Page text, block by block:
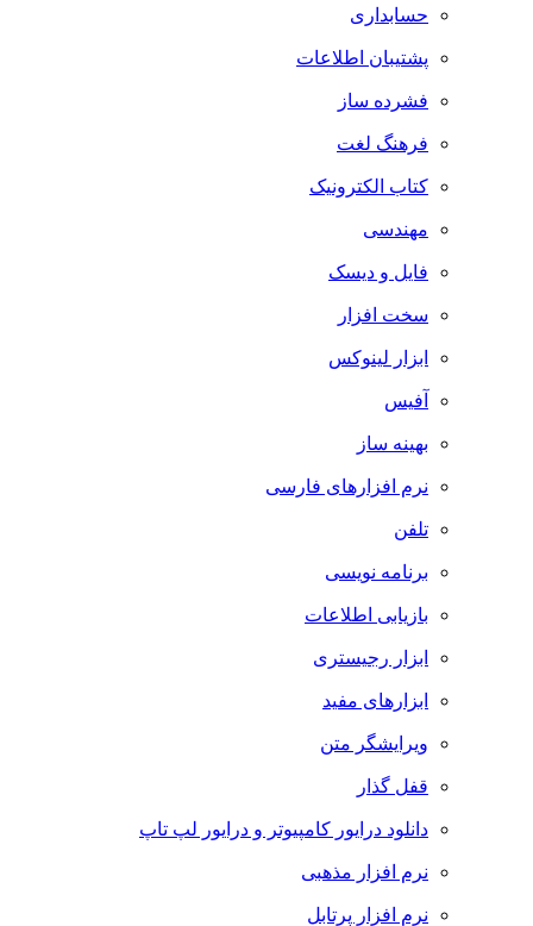
حسابداری
پشتیبان اطلاعات
فشرده ساز
فرهنگ لغت
کتاب الکترونیک
مهندسی
فایل و دیسک
سخت افزار
ابزار لینوکس
آفیس
بهینه ساز
نرم افزارهای فارسی
تلفن
برنامه نویسی
بازیابی اطلاعات
ابزار رجیستری
ابزارهای مفید
ویرایشگر متن
قفل گذار
دانلود درایور کامپیوتر و درایور لپ تاپ
نرم افزار مذهبی
نرم افزار پرتابل